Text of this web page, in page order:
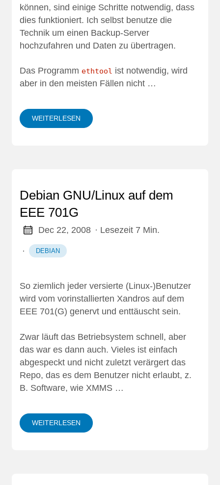
können, sind einige Schritte notwendig, dass
dies funktioniert. Ich selbst benutze die
Technik um einen Backup-Server
hochzufahren und Daten zu übertragen.
Das Programm ethtool ist notwendig, wird
aber in den meisten Fällen nicht …
WEITERLESEN
Debian GNU/Linux auf dem
EEE 701G
Dec 22, 2008 · Lesezeit 7 Min.
· DEBIAN
So ziemlich jeder versierte (Linux-)Benutzer
wird vom vorinstallierten Xandros auf dem
EEE 701(G) genervt und enttäuscht sein.
Zwar läuft das Betriebsystem schnell, aber
das war es dann auch. Vieles ist einfach
abgespeckt und nicht zuletzt verärgert das
Repo, das es dem Benutzer nicht erlaubt, z.
B. Software, wie XMMS …
WEITERLESEN